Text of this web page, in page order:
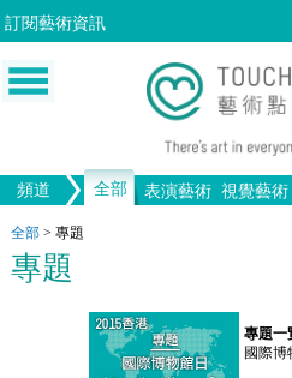
訂閱藝術資訊
頻道 全部 表演藝術 視覺藝術
音樂
歌劇/音樂劇
全部表演藝術
繪畫
手工藝
裝置
建築
生活
全部 > 專題
專題
專題一
國際博